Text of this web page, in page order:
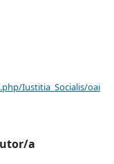
Iustitia_Socialis/oai
a